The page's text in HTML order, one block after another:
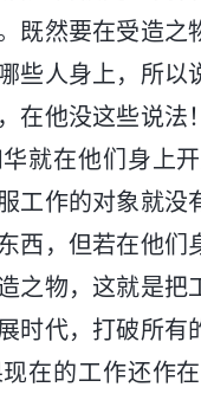
既然要在受造
些人身上，所
在他没这些说
就在他们身上
工作的对象就
西，但若在他
之物，这就是
时代，打破所
在的工作还作